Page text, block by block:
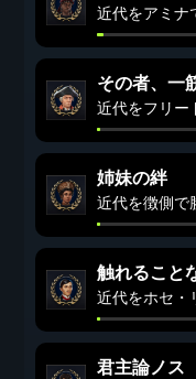
近代をアミナ
その者、一
近代をフリー
姉妹の絆
近代を徴側で
触れること
近代をホセ・
君主論ノス